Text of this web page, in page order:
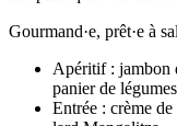
Gourmand·e, prêt·e à
Apéritif : jambon
panier de
Entrée : crème